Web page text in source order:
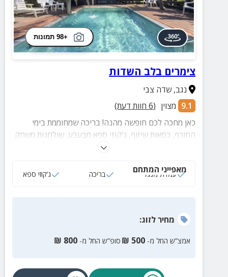
+98 תמונות
צימרים בלב השדות
נגב,שדה צבי
9.1 מצוין (
6 חוות דעת)
כאן מחכה לכם חופשה מהנה! בריכה שמחוממת בימי
החורף, כסאות שיזוף, ג'קוזי ספא מבעבע, שולחנות משחק
מאפייני המתחם
עמדת מנגל בריכה ג‘קוזי ספא
מחירלזוג:
אמצ”ש החל מ- 500
₪ סופ”ש החל מ- 800
₪